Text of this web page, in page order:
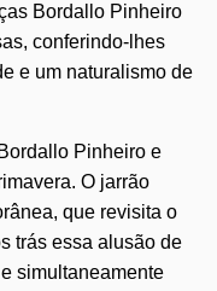
Bordallo Pinheiro
conferindo-lhes
e um naturalismo de
Pinheiro e
O jarrão
que revisita o
trás essa alusão de
simultaneamente